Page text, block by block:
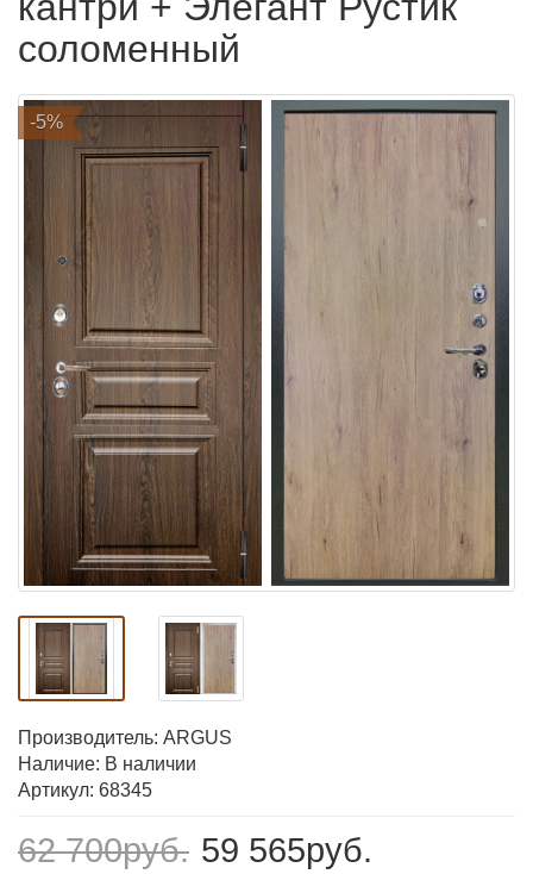
соломенный
-5%
Производитель: ARGUS
Наличие: В наличии
Артикул: 68345
62 700руб. 59 565руб.